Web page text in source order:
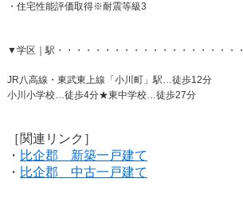
・住宅性能評価取得※耐震等級3
▼学区｜駅・・・・・・・・・・・・・・・・・・・・
JR八高線・東武東上線「小川町」駅…徒歩12分
小川小学校…徒歩4分★東中学校…徒歩27分
［関連リンク］
・ 比企郡 新築一戸建て
・ 比企郡 中古一戸建て